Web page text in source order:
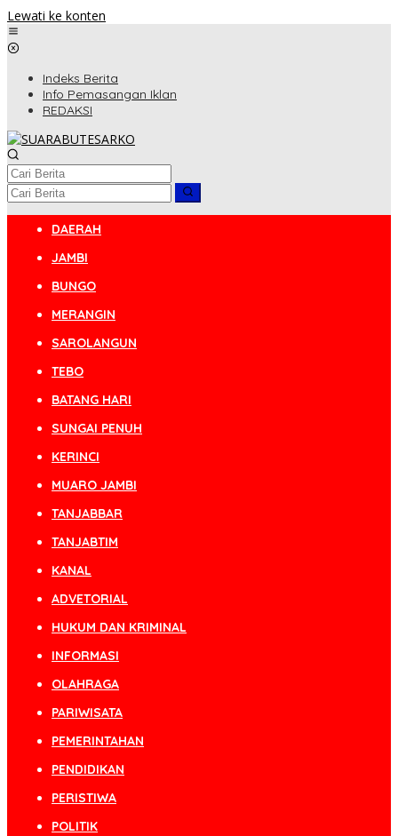
Lewati ke konten
Indeks Berita
Info Pemasangan Iklan
REDAKSI
DAERAH
JAMBI
BUNGO
MERANGIN
SAROLANGUN
TEBO
BATANG HARI
SUNGAI PENUH
KERINCI
MUARO JAMBI
TANJABBAR
TANJABTIM
KANAL
ADVETORIAL
HUKUM DAN KRIMINAL
INFORMASI
OLAHRAGA
PARIWISATA
PEMERINTAHAN
PENDIDIKAN
PERISTIWA
POLITIK